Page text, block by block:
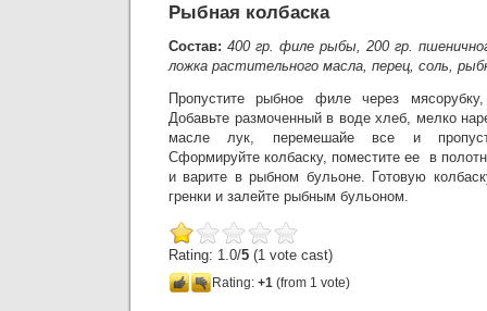
Рыбная колбаска
Состав: 400 гр. филе рыбы, 200 гр.
ложка растительного масла, перец, соль,
Пропустите рыбное филе через
Добавьте размоченный в воде хлеб, мелко
масле лук, перемешайе все и
Сформируйте колбаску, поместите ее в
и варите в рыбном бульоне. Готовую
гренки и залейте рыбным бульоном.
Rating: 1.0/5 (1 vote cast)
Rating: +1 (from 1 vote)